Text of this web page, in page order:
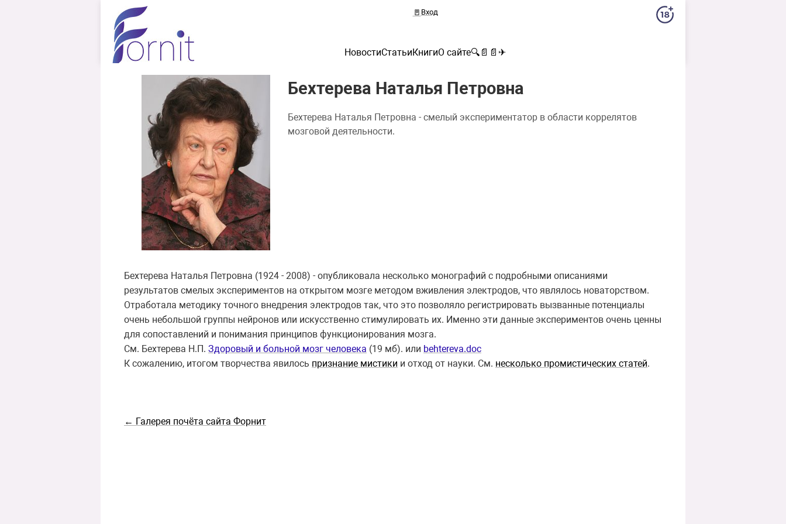
🚪 Вход
НовостиСтатьиКнигиО сайте🔍 📄 📄 ✈
Бехтерева Наталья Петровна
Бехтерева Наталья Петровна - смелый экспериментатор в области коррелятов
мозговой деятельности.
Бехтерева Наталья Петровна (1924 - 2008) - опубликовала несколько монографий с подробными описаниями
результатов смелых экспериментов на открытом мозге методом вживления электродов, что являлось новаторством.
Отработала методику точного внедрения электродов так, что это позволяло регистрировать вызванные потенциалы
очень небольшой группы нейронов или искусственно стимулировать их. Именно эти данные экспериментов очень ценны
для сопоставлений и понимания принципов функционирования мозга.
См. Бехтерева Н.П. Здоровый и больной мозг человека (19 мб). или behtereva.doc
К сожалению, итогом творчества явилось признание мистики и отход от науки. См. несколько промистических статей.
← Галерея почёта сайта Форнит